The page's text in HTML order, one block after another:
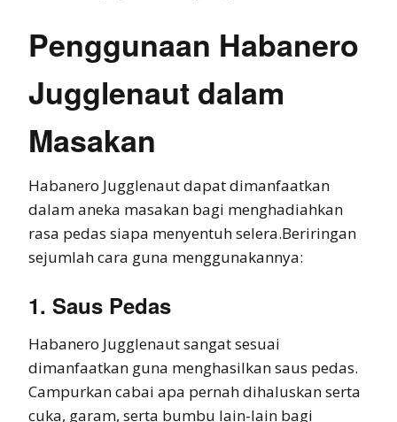
Penggunaan Habanero
Jugglenaut dalam
Masakan
Habanero Jugglenaut dapat dimanfaatkan
dalam aneka masakan bagi menghadiahkan
rasa pedas siapa menyentuh selera.Beriringan
sejumlah cara guna menggunakannya:
1. Saus Pedas
Habanero Jugglenaut sangat sesuai
dimanfaatkan guna menghasilkan saus pedas.
Campurkan cabai apa pernah dihaluskan serta
cuka, garam, serta bumbu lain-lain bagi